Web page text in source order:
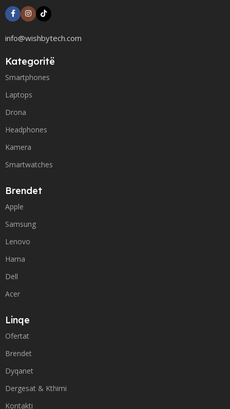
info@wishbytech.com
Kategoritë
Smartphones
Laptops
Drona
Headphones
Kamera
Smartwatches
Brendet
Apple
Samsung
Lenovo
Hama
Dell
Acer
Linqe
Ofertat
Brendet
Dyqanet
Dergesat & Kthimi
Kontakti